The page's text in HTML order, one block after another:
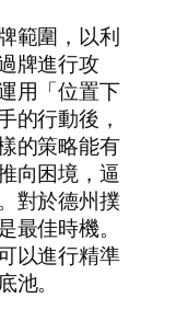
範圍，以利
牌進行攻
用「位置下
的行動後，
的策略能有
向困境，逼
對於德州撲
佳時機。
以進行精準
。